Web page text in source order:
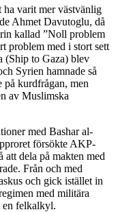
ha varit mer västvänlig
Ahmet Davutoglu, då
kallad ”Noll problem
problem med i stort sett
(Ship to Gaza) blev
Syrien hamnade så
kurdfrågan, men
av Muslimska
med Bashar al-
försökte AKP-
att dela på makten med
Från och med
och gick istället in
med militära
en felkalkyl.